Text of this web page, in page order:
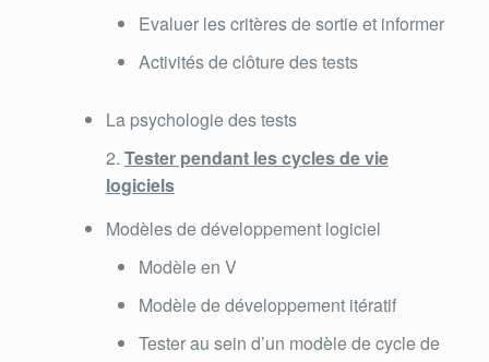
Evaluer les critères de sortie et informer
Activités de clôture des tests
La psychologie des tests
Tester pendant les cycles de vie
logiciels
Modèles de développement logiciel
Modèle en V
Modèle de développement itératif
Tester au sein d’un modèle de cycle de